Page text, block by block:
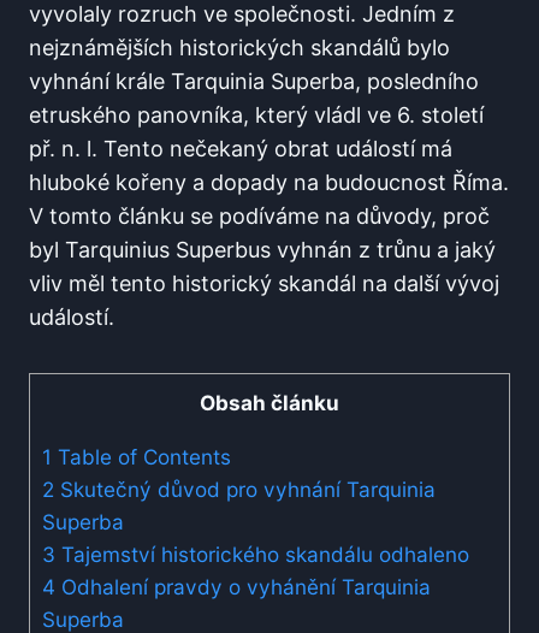
vyvolaly rozruch ve společnosti. Jedním z
nejznámějších historických skandálů bylo
vyhnání krále Tarquinia Superba, posledního
etruského panovníka, který vládl ve 6. století
př. n. l. Tento nečekaný obrat událostí má
hluboké kořeny a dopady na budoucnost Říma.
V tomto článku se podíváme na důvody, proč
byl Tarquinius Superbus vyhnán z trůnu a jaký
vliv měl tento historický skandál na další vývoj
událostí.
Obsah článku
1 Table of Contents
2 Skutečný důvod pro vyhnání Tarquinia
Superba
3 Tajemství historického skandálu odhaleno
4 Odhalení pravdy o vyhánění Tarquinia
Superba